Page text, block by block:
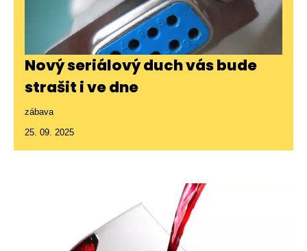
Nový seriálový duch vás bude
strašit i ve dne
zábava
25. 09. 2025